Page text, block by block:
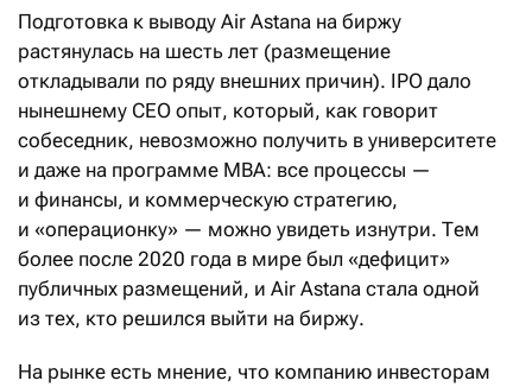
Подготовка к выводу Air Astana на биржу
растянулась на шесть лет (размещение
откладывали по ряду внешних причин). IPO дало
нынешнему CEO опыт, который, как говорит
собеседник, невозможно получить в университете
и даже на программе MBA: все процессы —
и финансы, и коммерческую стратегию,
и «операционку» — можно увидеть изнутри. Тем
более после 2020 года в мире был «дефицит»
публичных размещений, и Air Astana стала одной
из тех, кто решился выйти на биржу.
На рынке есть мнение, что компанию инвесторам